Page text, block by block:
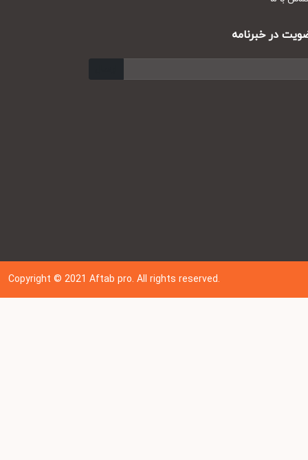
در خبرنامه
Copyright © 202 1Aftab pro. All rights reserved.